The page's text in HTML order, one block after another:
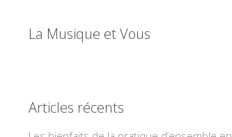
La Musique et Vous
Articles récents